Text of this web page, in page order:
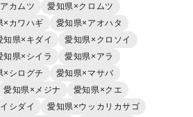
カムツ
愛知県×クロムツ
×カワハギ
愛知県×アオハタ
知県×キダイ
愛知県×クロソイ
知県×シイラ
愛知県×アラ
×シログチ
愛知県×マサバ
愛知県×メジナ
愛知県×クエ
シダイ
愛知県×ウッカリカサゴ